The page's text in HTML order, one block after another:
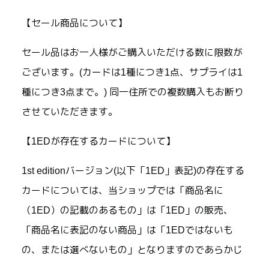
【セール商品について】
セール品はお一人様がご購入いただける数に限数が
ございます。(カードは1種につき1点、サプライは1
種につき3点まで。) 同一住所での複数購入もお断り
させていただきます。
【1EDが存在するカードについて】
1st editionバージョン(以下「1ED」表記)の存在する
カードについては、当ショップでは「商品名に
（1ED）の記載のあるもの」は「1ED」の販売、
「商品名に表記のない商品」は「1EDではないも
の、または選べないもの」となりますのであらかじ